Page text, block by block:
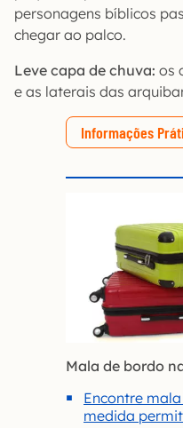
personagens bíblicos
chegar ao palco.
Leve capa de chuva: os
e as laterais das
Informações
Mala de bordo
Encontre
medida